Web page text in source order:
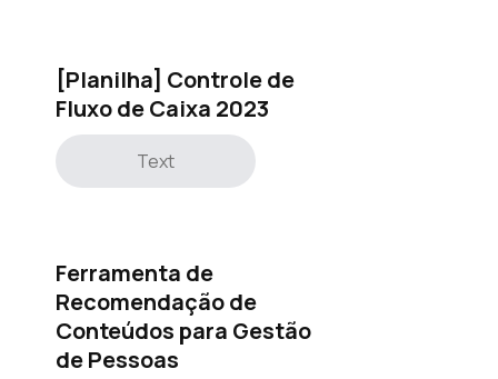
[Planilha] Controle de
Fluxo de Caixa 2023
Text
Ferramenta de
Recomendação de
Conteúdos para Gestão
de Pessoas